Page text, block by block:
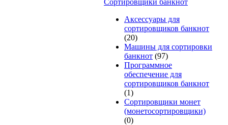
Cортировщики банкнот
Аксессуары для
сортировщиков банкнот
(20)
Машины для сортировки
банкнот (97)
Программное
обеспечение для
сортировщиков банкнот
(1)
Сортировщики монет
(монетосортировщики)
(0)